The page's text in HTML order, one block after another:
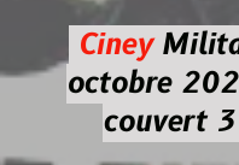
Ciney
octobre
couvert